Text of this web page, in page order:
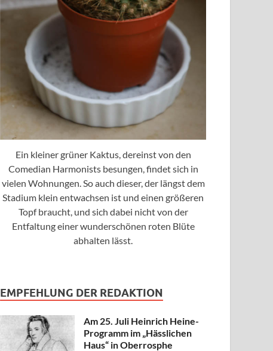
Ein kleiner grüner Kaktus, dereinst von den
Comedian Harmonists besungen, findet sich in
vielen Wohnungen. So auch dieser, der längst dem
Stadium klein entwachsen ist und einen größeren
Topf braucht, und sich dabei nicht von der
Entfaltung einer wunderschönen roten Blüte
abhalten lässt.
EMPFEHLUNG DER REDAKTION
Am 25. Juli Heinrich Heine-
Programm im „Hässlichen
Haus“ in Oberrosphe